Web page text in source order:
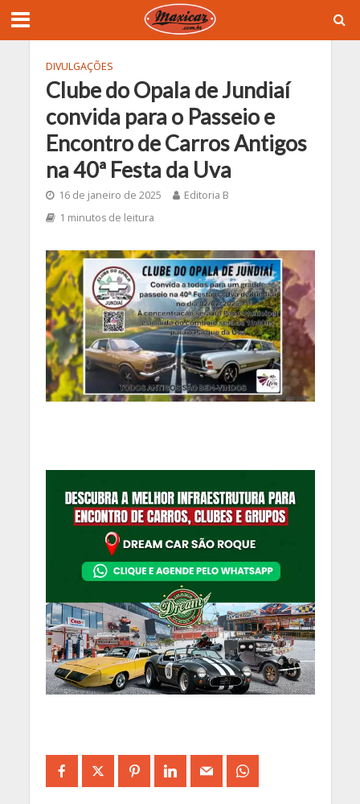
DIVULGAÇÕES
Clube do Opala de Jundiaí
convida para o Passeio e
Encontro de Carros Antigos
na 40ª Festa da Uva
16 de janeiro de 2025
Editoria B
1 minutos de leitura